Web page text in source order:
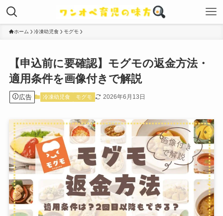
ホーム 冷凍幼児食 モグモ
【申込前に要確認】モグモの返金方法・
適用条件を画像付きで解説
広告 冷凍幼児食 モグモ 2026年6月13日